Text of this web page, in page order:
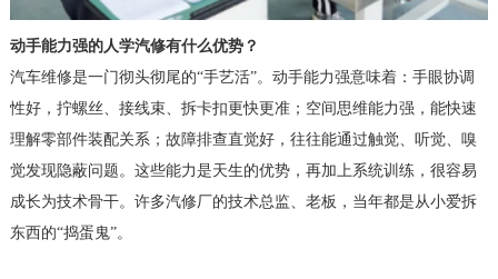
动手能力强的人学汽修有什么优势？
汽车维修是一门彻头彻尾的“手艺活”。动手能力强意味着：手眼协调
性好，拧螺丝、接线束、拆卡扣更快更准；空间思维能力强，能快速
理解零部件装配关系；故障排查直觉好，往往能通过触觉、听觉、嗅
觉发现隐蔽问题。这些能力是天生的优势，再加上系统训练，很容易
成长为技术骨干。许多汽修厂的技术总监、老板，当年都是从小爱拆
东西的“捣蛋鬼”。